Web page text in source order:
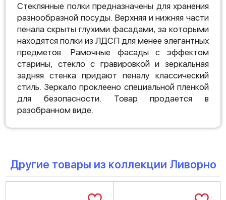
Стеклянные полки предназначены для хранения
разнообразной посуды. Верхняя и нижняя части
пенала скрыты глухими фасадами, за которыми
находятся полки из ЛДСП для менее элегантных
предметов. Рамочные фасады с эффектом
старины, стекло с гравировкой и зеркальная
задняя стенка придают пеналу классический
стиль. Зеркало проклеено специальной пленкой
для безопасности. Товар продается в
разобранном виде.
Другие товары из коллекции Ливорно